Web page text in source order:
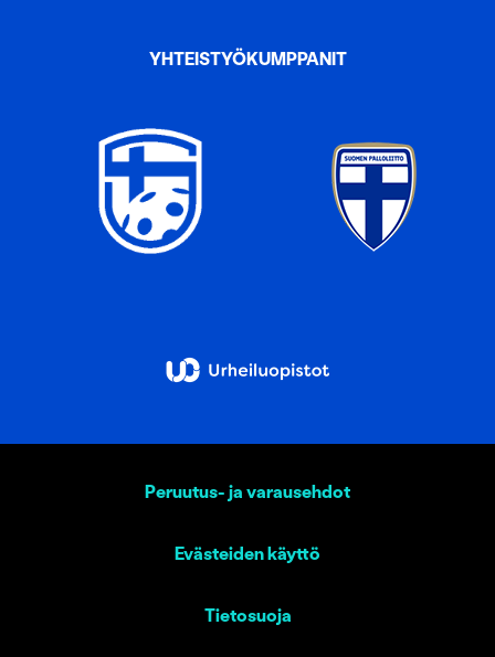
YHTEISTYÖKUMPPANIT
Peruutus- ja varausehdot
Evästeiden käyttö
Tietosuoja